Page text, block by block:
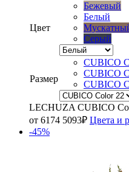
Цвет
Бежевый
Белый
Серый
Размер
CUBICO
CUBICO
CUBICO
LECHUZA CUBICO
от 6174 5093₽ Цвета и
-45%